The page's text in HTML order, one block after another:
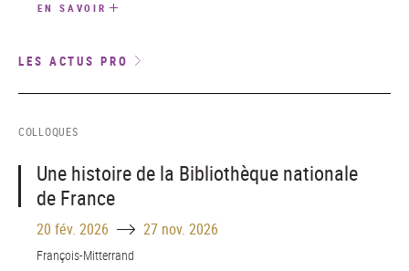
EN SAVOIR
LES ACTUS PRO
COLLOQUES
Une histoire de la Bibliothèque nationale
de France
20 fév. 2026 Until 27 nov. 2026
François-Mitterrand